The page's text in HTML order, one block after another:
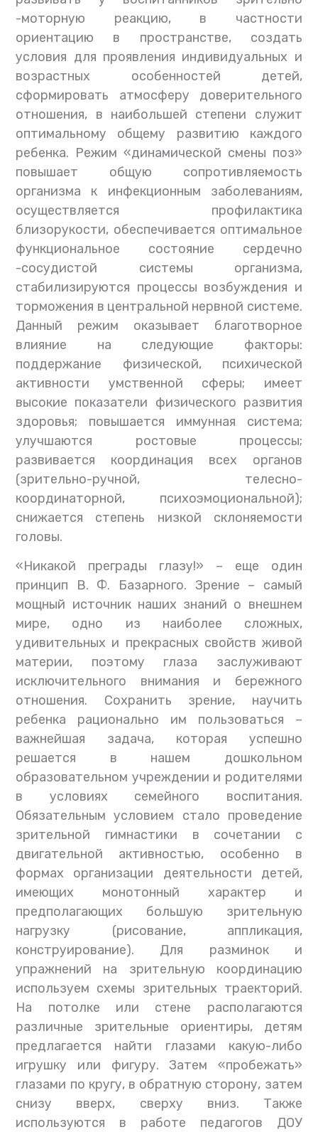
-моторную реакцию, в частности
ориентацию в пространстве, создать
условия для проявления индивидуальных и
возрастных особенностей детей,
сформировать атмосферу доверительного
отношения, в наибольшей степени служит
оптимальному общему развитию каждого
ребенка. Режим «динамической смены поз»
повышает общую сопротивляемость
организма к инфекционным заболеваниям,
осуществляется профилактика
близорукости, обеспечивается оптимальное
функциональное состояние сердечно
-сосудистой системы организма,
стабилизируются процессы возбуждения и
торможения в центральной нервной системе.
Данный режим оказывает благотворное
влияние на следующие факторы:
поддержание физической, психической
активности умственной сферы; имеет
высокие показатели физического развития
здоровья; повышается иммунная система;
улучшаются ростовые процессы;
развивается координация всех органов
(зрительно-ручной, телесно-
координаторной, психоэмоциональной);
снижается степень низкой склоняемости
головы.
«Никакой преграды глазу!» – еще один
принцип В. Ф. Базарного. Зрение – самый
мощный источник наших знаний о внешнем
мире, одно из наиболее сложных,
удивительных и прекрасных свойств живой
материи, поэтому глаза заслуживают
исключительного внимания и бережного
отношения. Сохранить зрение, научить
ребенка рационально им пользоваться –
важнейшая задача, которая успешно
решается в нашем дошкольном
образовательном учреждении и родителями
в условиях семейного воспитания.
Обязательным условием стало проведение
зрительной гимнастики в сочетании с
двигательной активностью, особенно в
формах организации деятельности детей,
имеющих монотонный характер и
предполагающих большую зрительную
нагрузку (рисование, аппликация,
конструирование). Для разминок и
упражнений на зрительную координацию
используем схемы зрительных траекторий.
На потолке или стене располагаются
различные зрительные ориентиры, детям
предлагается найти глазами какую-либо
игрушку или фигуру. Затем «пробежать»
глазами по кругу, в обратную сторону, затем
снизу вверх, сверху вниз. Также
используются в работе педагогов ДОУ